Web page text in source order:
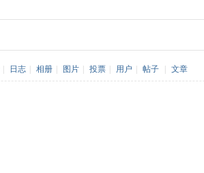
日志 相册 图片 投票 用户 帖子 文章